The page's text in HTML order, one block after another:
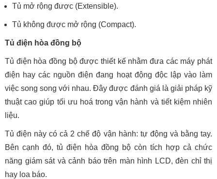
Tủ mở rộng được (Extensible).
Tủ không được mở rộng (Compact).
Tủ điện hòa đồng bộ
Tủ điện hòa đồng bộ được thiết kế nhằm đưa các máy phát
điện hay các nguồn điện đang hoạt động độc lập vào làm
việc song song với nhau. Đây được đánh giá là giải pháp kỹ
thuật cao giúp tối ưu hoá trong vận hành và tiết kiệm nhiên
liệu.
Tủ điện này có cả 2 chế độ vận hành: tự động và bằng tay.
Bên cạnh đó, tủ điện hòa đồng bộ còn tích hợp cả chức
năng giám sát và cảnh báo trên màn hình LCD, đèn chỉ thị
hay loa báo.